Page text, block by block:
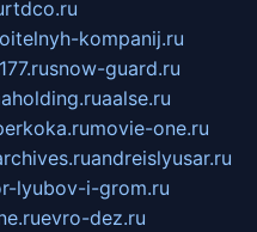
rtdco.ru
kompanij.ru
snow-guard.ru
aalse.ru
movie-one.ru
andreislyusar.ru
lyubov-i-grom.ru
evro-dez.ru